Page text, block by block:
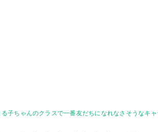
る子ちゃんのクラスで一番友だちになれなさそうなキ